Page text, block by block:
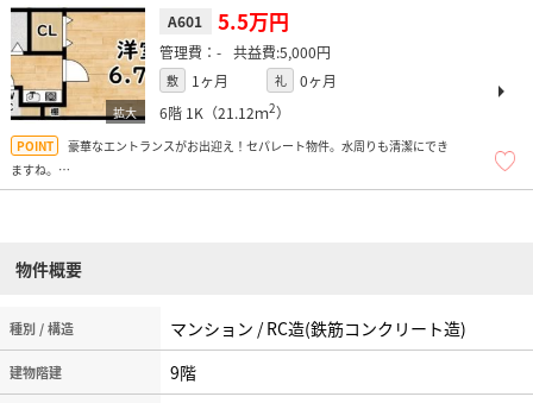
A601 5.5万円
- 5,000円
敷 1ヶ月 礼
0ヶ月
6階 1K（21.12ｍ2）
豪華なエントランスがお出迎え！セパレート物件。水周りも清潔にでき
ますね。
インターネット繋ぎ放題！使い放題！！
物件概要
種別 / 構造 マンション / RC造(鉄筋コンクリート造)
建物階建 9階